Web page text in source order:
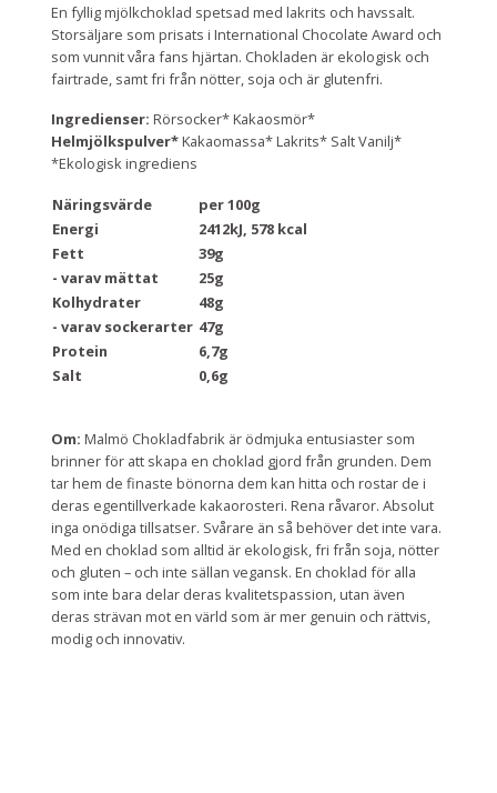
En fyllig mjölkchoklad spetsad med lakrits och havssalt.
Storsäljare som prisats i International Chocolate Award och
som vunnit våra fans hjärtan. Chokladen är ekologisk och
fairtrade, samt fri från nötter, soja och är glutenfri.
Ingredienser: Rörsocker* Kakaosmör*
Helmjölkspulver* Kakaomassa* Lakrits* Salt Vanilj*
*Ekologisk ingrediens
Näringsvärde
per 100g
Energi
2412kJ, 578 kcal
Fett
39g
- varav mättat
25g
Kolhydrater
48g
- varav sockerarter 47g
Protein
6,7g
Salt
0,6g
Om: Malmö Chokladfabrik är ödmjuka entusiaster som
brinner för att skapa en choklad gjord från grunden. Dem
tar hem de finaste bönorna dem kan hitta och rostar de i
deras egentillverkade kakaorosteri. Rena råvaror. Absolut
inga onödiga tillsatser. Svårare än så behöver det inte vara.
Med en choklad som alltid är ekologisk, fri från soja, nötter
och gluten – och inte sällan vegansk. En choklad för alla
som inte bara delar deras kvalitetspassion, utan även
deras strävan mot en värld som är mer genuin och rättvis,
modig och innovativ.